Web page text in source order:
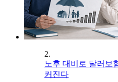
2.
노후 대비로 달러보
커진다